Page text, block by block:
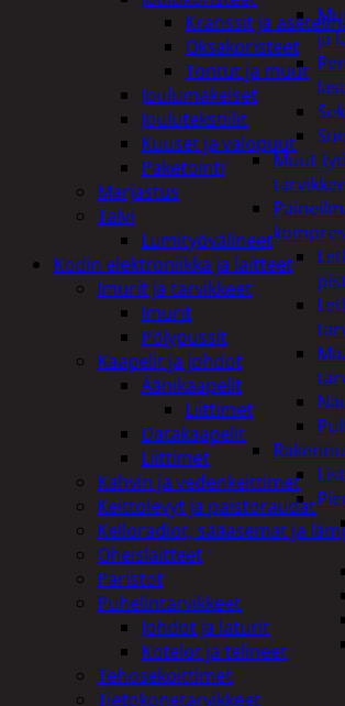
ja
Muut
Kranssit ja
Oksakoristeet
Tontut ja muut
Joulumakeiset
Joulutekstiilit
Kuuset ja valopuut
Paketointi
Marjastus
Talvi
Lumityövälineet
Kodin elektroniikka ja laitteet
Imurit ja tarvikkeet
Imurit
Pölypussit
Kaapelit ja johdot
Äänikaapelit
Liittimet
Datakaapelit
Liittimet
Kahvin ja vedenkeittimet
Keittolevyt ja paistoraudat
Kelloradiot, sääasemat ja
Oheislaitteet
Paristot
Puhelintarvikkeet
Johdot ja laturit
Kotelot ja telineet
Tehosekoittimet
Tietokonetarvikkeet